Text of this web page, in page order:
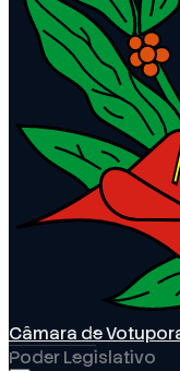
Câmara de
Poder Legislativo